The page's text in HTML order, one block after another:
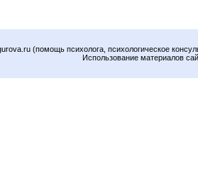
(помощь психолога, психологическое
Использование материалов